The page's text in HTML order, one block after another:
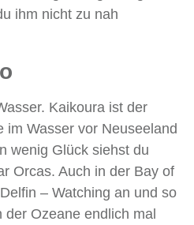
ihm nicht zu nah
Kaikoura ist der
im Wasser vor Neuseeland
wenig Glück siehst du
Orcas. Auch in der Bay of
– Watching an und so
Ozeane endlich mal